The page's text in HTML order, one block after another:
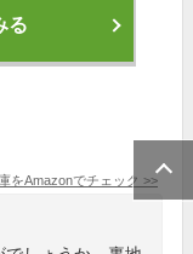
る
をAmazonでチェック >>